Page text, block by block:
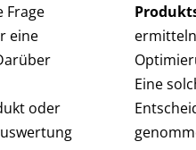
Frage
eine
oder
Eine